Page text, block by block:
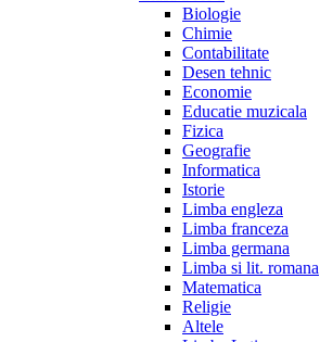
Biologie
Chimie
Contabilitate
Desen tehnic
Economie
Educatie muzicala
Fizica
Geografie
Informatica
Istorie
Limba engleza
Limba franceza
Limba germana
Limba si lit. romana
Matematica
Religie
Altele